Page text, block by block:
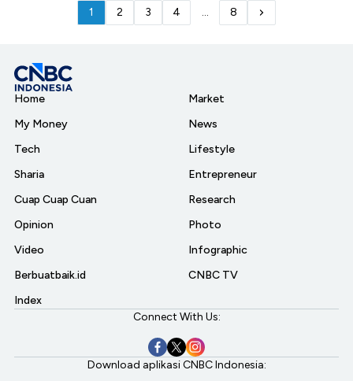
1 2 3 4 ... 8
Home
My Money
Tech
Sharia
Cuap Cuap Cuan
Opinion
Video
Berbuatbaik.id
Index
Market
News
Lifestyle
Entrepreneur
Research
Photo
Infographic
CNBC TV
Connect With Us:
Download aplikasi CNBC Indonesia: